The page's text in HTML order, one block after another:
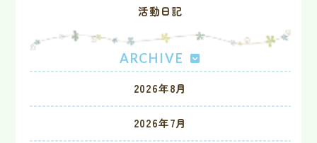
活動日記
ARCHIVE
2026年8月
2026年7月